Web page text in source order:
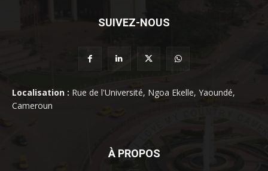
SUIVEZ-NOUS
Localisation : Rue de l'Université, Ngoa Ekelle, Yaoundé,
Cameroun
À PROPOS